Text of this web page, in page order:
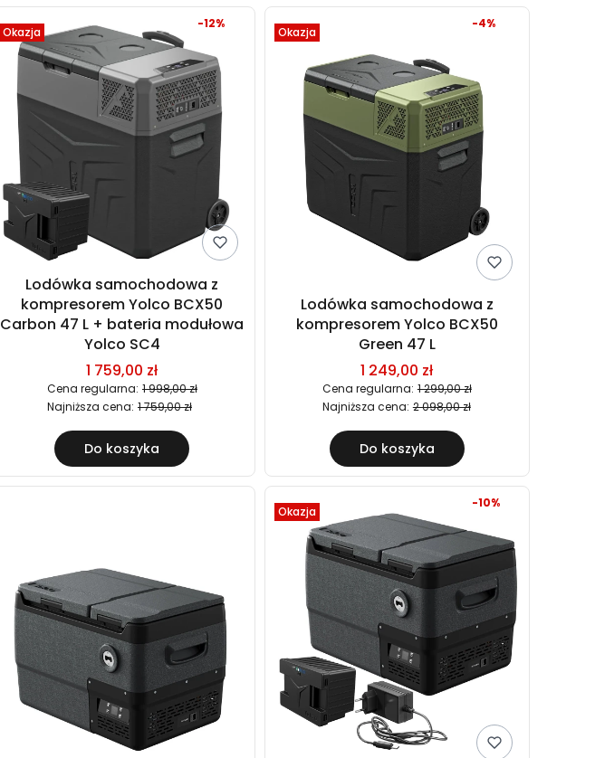
Okazja
Lodówka samochodowa z
kompresorem Yolco BCX50
Carbon 47 L + bateria modułowa
Yolco SC4
1 759,00 zł
Cena regularna: 1 998,00 zł
-12%
Najniższa cena: 1 759,00 zł
Do koszyka
Okazja
Lodówka samochodowa z
kompresorem Yolco BCX50
Green 47 L
1 249,00 zł
Cena regularna: 1 299,00 zł
-4%
Najniższa cena: 2 098,00 zł
Do koszyka
Okazja
-10%